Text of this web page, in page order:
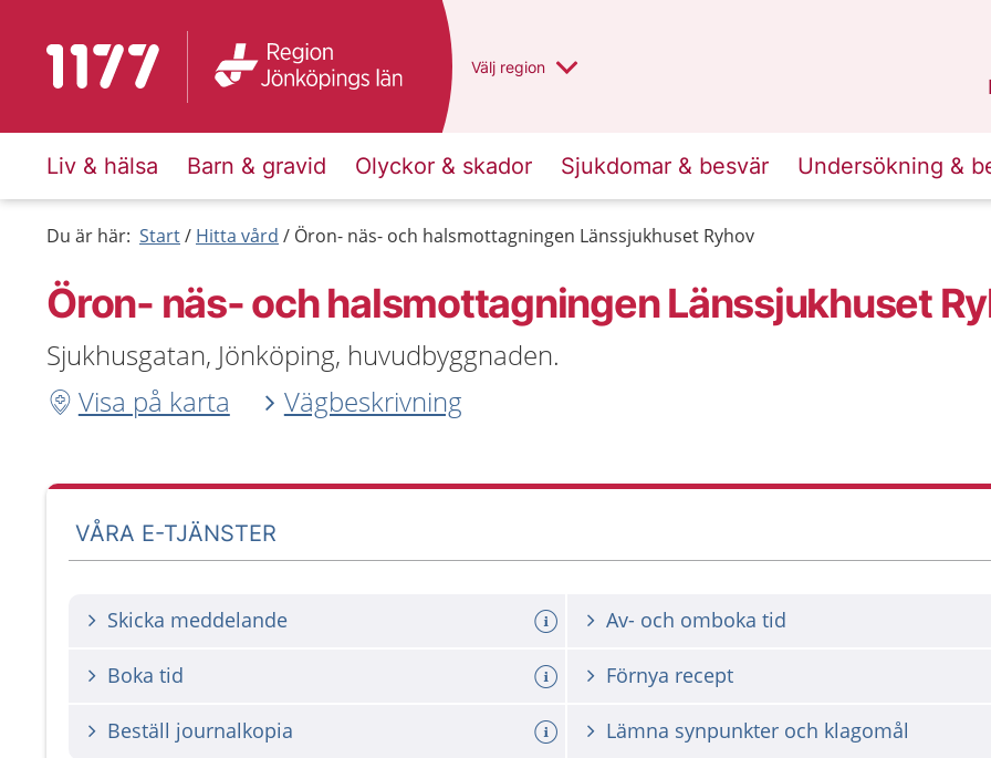
Till startsidan för 1177 Du har valt region
Välj en annan
region
Liv & hälsa Barn & gravid Olyckor & skador Sjukdomar & besvär Undersökning &
Du är här: Start Hitta vård Öron- näs- och halsmottagningen Länssjukhuset Ryhov
Öron- näs- och halsmottagningen Länssjukhuset
Sjukhusgatan, Jönköping, huvudbyggnaden.
Visa på karta
Vägbeskrivning
VÅRA E-TJÄNSTER
Skicka meddelande Av- och omboka tid
Boka tid Förnya recept
Beställ journalkopia Lämna synpunkter och klagomål